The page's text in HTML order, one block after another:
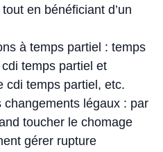
en bénéficiant d’un
à temps partiel : temps
temps partiel et
cdi temps partiel, etc.
changements légaux : par
toucher le chomage
gérer rupture